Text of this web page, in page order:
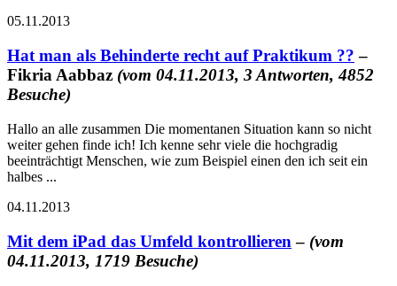
05.11.2013
Hat man als Behinderte recht auf Praktikum ?? –
Fikria Aabbaz (vom 04.11.2013, 3 Antworten, 4852
Besuche)
Hallo an alle zusammen Die momentanen Situation kann so nicht
weiter gehen finde ich! Ich kenne sehr viele die hochgradig
beeinträchtigt Menschen, wie zum Beispiel einen den ich seit ein
halbes ...
04.11.2013
Mit dem iPad das Umfeld kontrollieren – (vom
04.11.2013, 1719 Besuche)